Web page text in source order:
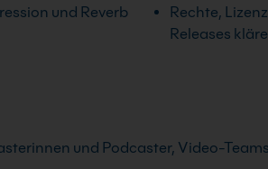
und Reverb
Rechte,
Releases
und Podcaster, Video-